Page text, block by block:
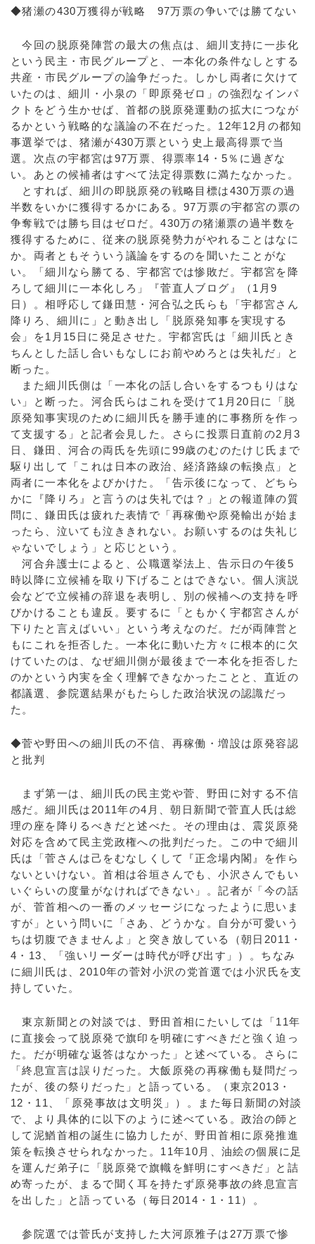
◆猪瀬の430万獲得が戦略 97万票の争いでは勝てない
今回の脱原発陣営の最大の焦点は、細川支持に一歩化
という民主・市民グループと、一本化の条件なしとする
共産・市民グループの論争だった。しかし両者に欠けて
いたのは、細川・小泉の「即原発ゼロ」の強烈なインパ
クトをどう生かせば、首都の脱原発運動の拡大につなが
るかという戦略的な議論の不在だった。12年12月の都知
事選挙では、猪瀬が430万票という史上最高得票で当
選。次点の宇都宮は97万票、得票率14・5％に過ぎな
い。あとの候補者はすべて法定得票数に満たなかった。
とすれば、細川の即脱原発の戦略目標は430万票の過
半数をいかに獲得するかにある。97万票の宇都宮の票の
争奪戦では勝ち目はゼロだ。430万の猪瀬票の過半数を
獲得するために、従来の脱原発勢力がやれることはなに
か。両者ともそういう議論をするのを聞いたことがな
い。「細川なら勝てる、宇都宮では惨敗だ。宇都宮を降
ろして細川に一本化しろ」『菅直人ブログ』（1月9
日）。相呼応して鎌田慧・河合弘之氏らも「宇都宮さん
降りろ、細川に」と動き出し「脱原発知事を実現する
会」を1月15日に発足させた。宇都宮氏は「細川氏とき
ちんとした話し合いもなしにお前やめろとは失礼だ」と
断った。
また細川氏側は「一本化の話し合いをするつもりはな
い」と断った。河合氏らはこれを受けて1月20日に「脱
原発知事実現のために細川氏を勝手連的に事務所を作っ
て支援する」と記者会見した。さらに投票日直前の2月3
日、鎌田、河合の両氏を先頭に99歳のむのたけじ氏まで
駆り出して「これは日本の政治、経済路線の転換点」と
両者に一本化をよびかけた。「告示後になって、どちら
かに『降りろ』と言うのは失礼では？」との報道陣の質
問に、鎌田氏は疲れた表情で「再稼働や原発輸出が始ま
ったら、泣いても泣ききれない。お願いするのは失礼じ
ゃないでしょう」と応じという。
河合弁護士によると、公職選挙法上、告示日の午後5
時以降に立候補を取り下げることはできない。個人演説
会などで立候補の辞退を表明し、別の候補への支持を呼
びかけることも違反。要するに「ともかく宇都宮さんが
下りたと言えばいい」という考えなのだ。だが両陣営と
もにこれを拒否した。一本化に動いた方々に根本的に欠
けていたのは、なぜ細川側が最後まで一本化を拒否した
のかという内実を全く理解できなかったことと、直近の
都議選、参院選結果がもたらした政治状況の認識だっ
た。
◆菅や野田への細川氏の不信、再稼働・増設は原発容認
と批判
まず第一は、細川氏の民主党や菅、野田に対する不信
感だ。細川氏は2011年の4月、朝日新聞で菅直人氏は総
理の座を降りるべきだと述べた。その理由は、震災原発
対応を含めて民主党政権への批判だった。この中で細川
氏は「菅さんは己をむなしくして『正念場内閣』を作ら
ないといけない。首相は谷垣さんでも、小沢さんでもい
いぐらいの度量がなければできない」。記者が「今の話
が、菅首相への一番のメッセージになったように思いま
すが」という問いに「さあ、どうかな。自分が可愛いう
ちは切腹できませんよ」と突き放している（朝日2011・
4・13、「強いリーダーは時代が呼び出す」）。ちなみ
に細川氏は、2010年の菅対小沢の党首選では小沢氏を支
持していた。
東京新聞との対談では、野田首相にたいしては「11年
に直接会って脱原発で旗印を明確にすべきだと強く迫っ
た。だが明確な返答はなかった」と述べている。さらに
「終息宣言は誤りだった。大飯原発の再稼働も疑問だっ
たが、後の祭りだった」と語っている。（東京2013・
12・11、「原発事故は文明災」）。また毎日新聞の対談
で、より具体的に以下のように述べている。政治の師と
して泥鰌首相の誕生に協力したが、野田首相に原発推進
策を転換させられなかった。11年10月、油絵の個展に足
を運んだ弟子に「脱原発で旗幟を鮮明にすべきだ」と詰
め寄ったが、まるで聞く耳を持たず原発事故の終息宣言
を出した」と語っている（毎日2014・1・11）。
参院選では菅氏が支持した大河原雅子は27万票で惨